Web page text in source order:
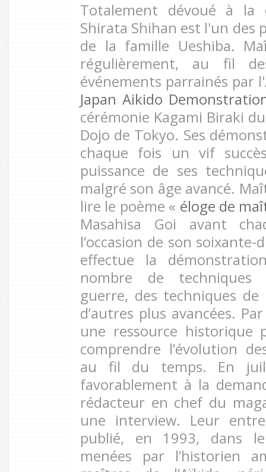
Totalement dévoué à la
Shirata Shihan est l'un des
de la famille Ueshiba.
régulièrement, au fil
événements parrainés par
Japan Aikido
cérémonie Kagami Biraki
Dojo de Tokyo. Ses
chaque fois un vif
puissance de ses
malgré son âge avancé.
lire le poème « éloge de
Masahisa Goi avant
l’occasion de son
effectue la
nombre de techniques
guerre, des techniques de
d’autres plus avancées.
une ressource historique
comprendre l’évolution
au fil du temps. En
favorablement à la
rédacteur en chef du
une interview. Leur
publié, en 1993, dans le
menées par l’historien